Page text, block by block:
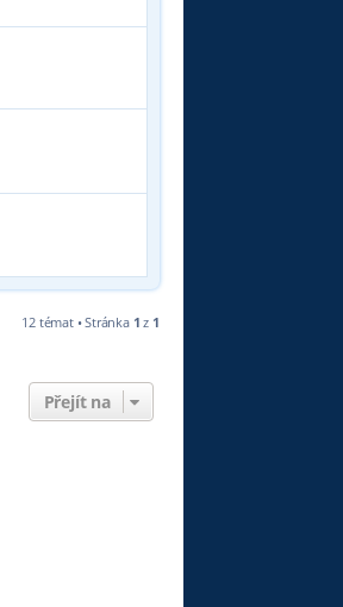
12 témat • Stránka 1 z 1
Přejít na